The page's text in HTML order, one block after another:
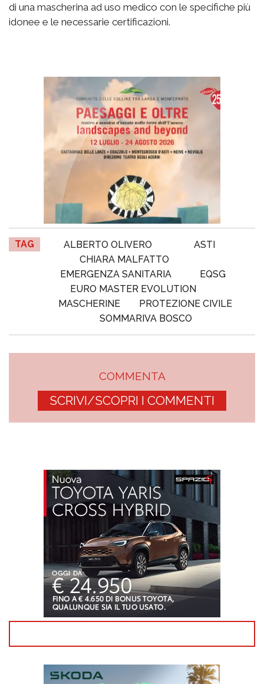
di una mascherina ad uso medico con le specifiche più
idonee e le necessarie certificazioni.
TAG ALBERTO OLIVERO
ASTI
CHIARA MALFATTO
EMERGENZA SANITARIA
EQSG
EURO MASTER EVOLUTION
MASCHERINE
PROTEZIONE CIVILE
SOMMARIVA BOSCO
COMMENTA
SCRIVI/SCOPRI I COMMENTI